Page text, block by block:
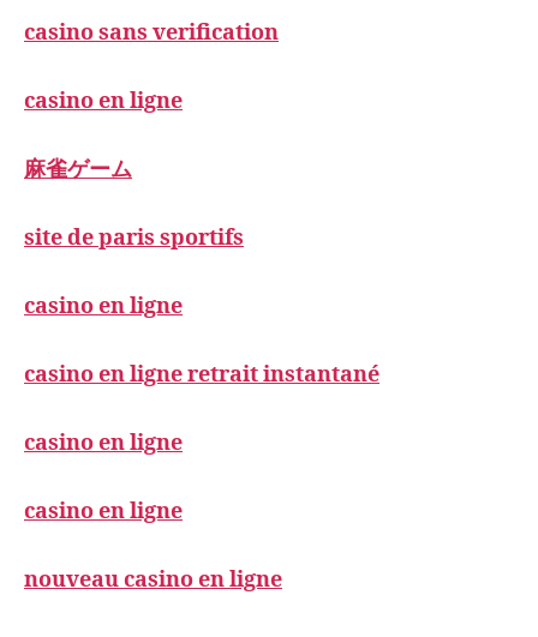
casino sans verification
casino en ligne
麻雀ゲーム
site de paris sportifs
casino en ligne
casino en ligne retrait instantané
casino en ligne
casino en ligne
nouveau casino en ligne